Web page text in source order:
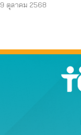
9 ตุลาคม 2568